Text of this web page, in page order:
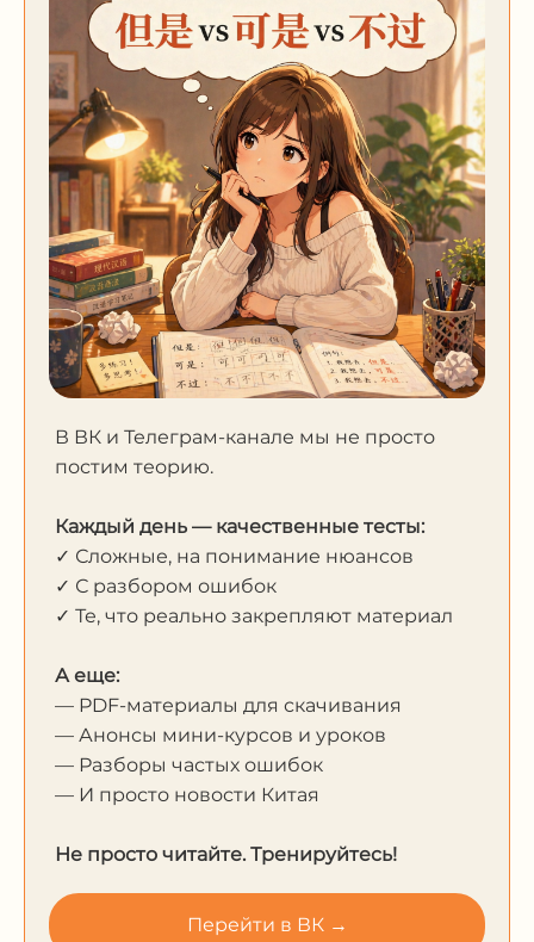
В ВК и Телеграм-канале мы не просто
постим теорию.
Каждый день — качественные тесты:
✓ Сложные, на понимание нюансов
✓ С разбором ошибок
✓ Те, что реально закрепляют материал
А еще:
— PDF-материалы для скачивания
— Анонсы мини-курсов и уроков
— Разборы частых ошибок
— И просто новости Китая
Не просто читайте. Тренируйтесь!
Перейти в ВК →